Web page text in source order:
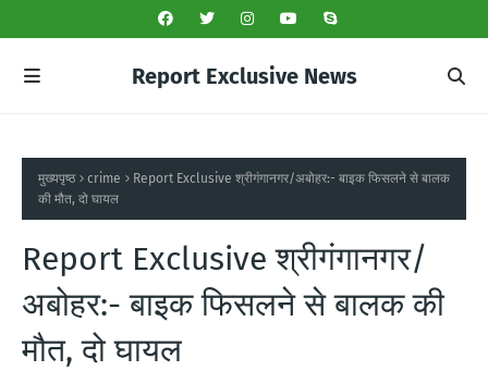
Report Exclusive News
मुख्यपृष्ठ crime
Report Exclusive श्रीगंगानगर/अबोहर:- बाइक फिसलने से बालक
की मौत, दो घायल
Report Exclusive श्रीगंगानगर/
अबोहर:- बाइक फिसलने से बालक की
मौत, दो घायल